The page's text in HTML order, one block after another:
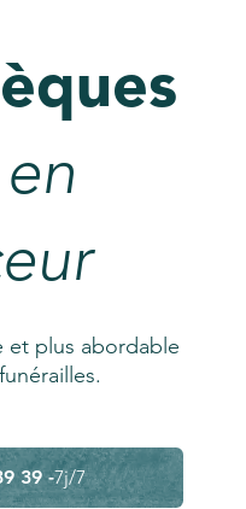
et plus abordable
39 -7j/7